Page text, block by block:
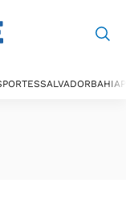
SALVADORBAHIA